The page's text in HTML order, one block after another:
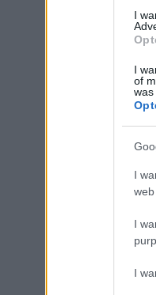
I
I
of
was
I
I
I